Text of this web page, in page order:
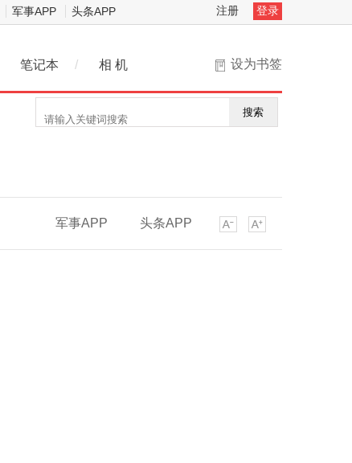
军事APP 头条APP 注册 登录
设为书签
笔记本 / 相 机
搜索
军事APP 头条APP